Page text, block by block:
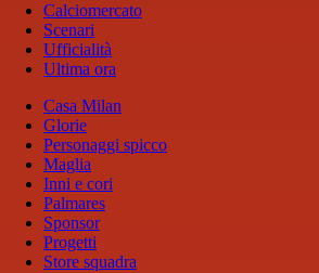
Calciomercato
Scenari
Ufficialità
Ultima ora
Casa Milan
Glorie
Personaggi spicco
Maglia
Inni e cori
Palmares
Sponsor
Progetti
Store squadra